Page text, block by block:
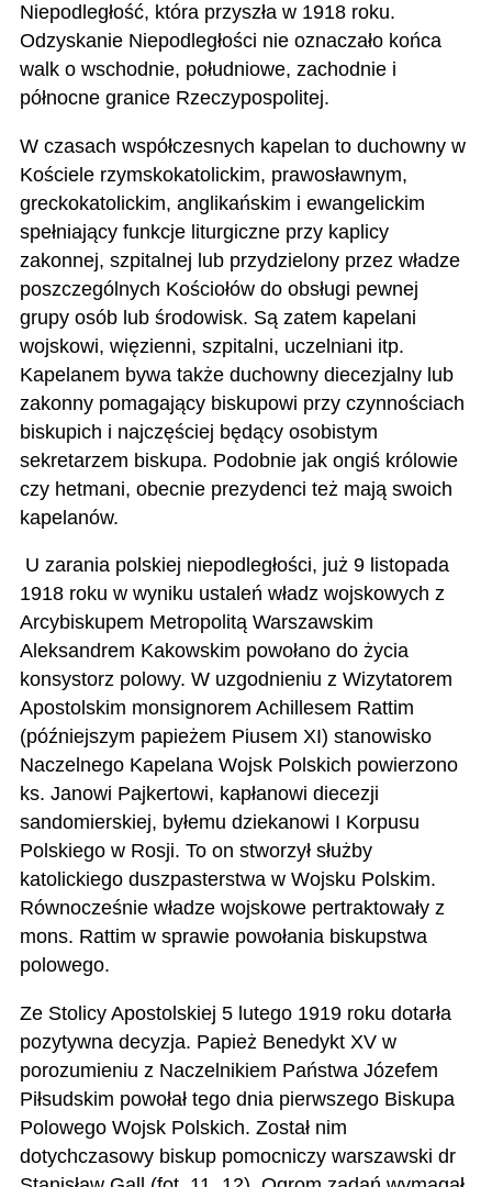
Niepodległość, która przyszła w 1918 roku.
Odzyskanie Niepodległości nie oznaczało końca
walk o wschodnie, południowe, zachodnie i
północne granice Rzeczypospolitej.
W czasach współczesnych kapelan to duchowny w
Kościele rzymskokatolickim, prawosławnym,
greckokatolickim, anglikańskim i ewangelickim
spełniający funkcje liturgiczne przy kaplicy
zakonnej, szpitalnej lub przydzielony przez władze
poszczególnych Kościołów do obsługi pewnej
grupy osób lub środowisk. Są zatem kapelani
wojskowi, więzienni, szpitalni, uczelniani itp.
Kapelanem bywa także duchowny diecezjalny lub
zakonny pomagający biskupowi przy czynnościach
biskupich i najczęściej będący osobistym
sekretarzem biskupa. Podobnie jak ongiś królowie
czy hetmani, obecnie prezydenci też mają swoich
kapelanów.
U zarania polskiej niepodległości, już 9 listopada
1918 roku w wyniku ustaleń władz wojskowych z
Arcybiskupem Metropolitą Warszawskim
Aleksandrem Kakowskim powołano do życia
konsystorz polowy. W uzgodnieniu z Wizytatorem
Apostolskim monsignorem Achillesem Rattim
(późniejszym papieżem Piusem XI) stanowisko
Naczelnego Kapelana Wojsk Polskich powierzono
ks. Janowi Pajkertowi, kapłanowi diecezji
sandomierskiej, byłemu dziekanowi I Korpusu
Polskiego w Rosji. To on stworzył służby
katolickiego duszpasterstwa w Wojsku Polskim.
Równocześnie władze wojskowe pertraktowały z
mons. Rattim w sprawie powołania biskupstwa
polowego.
Ze Stolicy Apostolskiej 5 lutego 1919 roku dotarła
pozytywna decyzja. Papież Benedykt XV w
porozumieniu z Naczelnikiem Państwa Józefem
Piłsudskim powołał tego dnia pierwszego Biskupa
Polowego Wojsk Polskich. Został nim
dotychczasowy biskup pomocniczy warszawski dr